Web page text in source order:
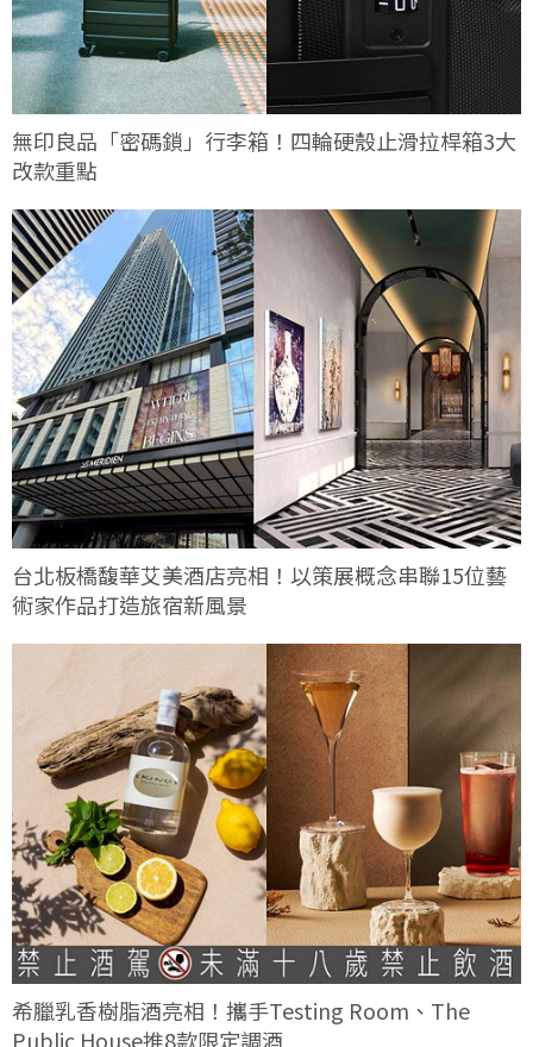
無印良品「密碼鎖」行李箱！四輪硬殼止滑拉桿箱3大
改款重點
台北板橋馥華艾美酒店亮相！以策展概念串聯15位藝
術家作品打造旅宿新風景
希臘乳香樹脂酒亮相！攜手Testing Room、The
Public House推8款限定調酒